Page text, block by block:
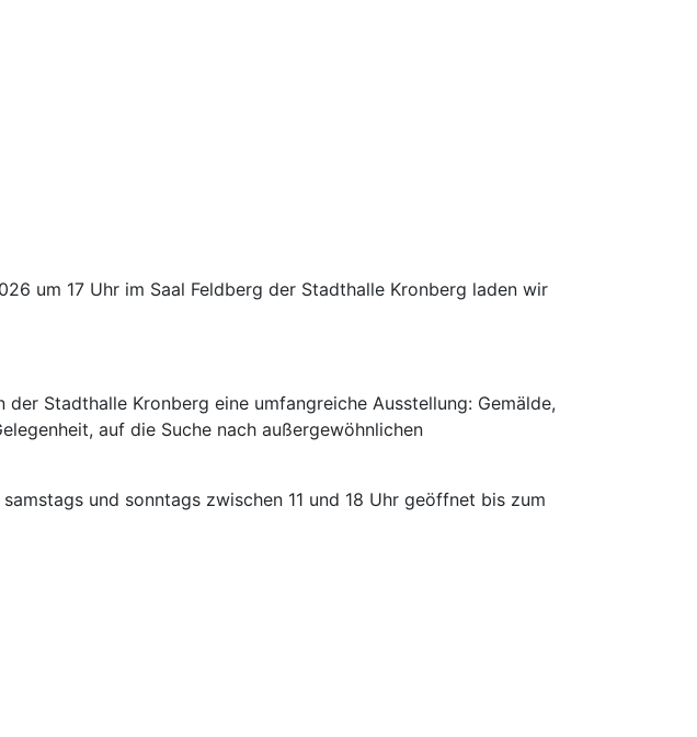
um 17 Uhr im Saal Feldberg der Stadthalle Kronberg laden wir
Stadthalle Kronberg eine umfangreiche Ausstellung: Gemälde,
auf die Suche nach außergewöhnlichen
und sonntags zwischen 11 und 18 Uhr geöffnet bis zum